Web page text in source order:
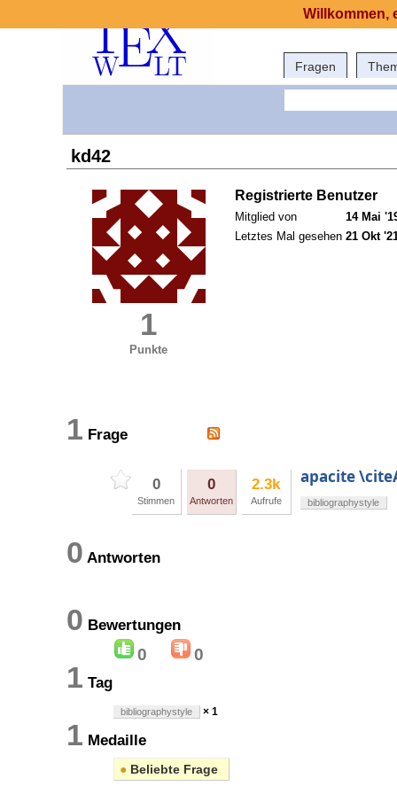
Fragen
kd42
1
Punkte
Registrierte Benutzer
Mitglied von
14 Mai
Letztes Mal gesehen 21 Okt
1 Frage
0
Stimmen
0
Antworten
2.3k
Aufrufe
apacite
bibliographystyle
0 Antworten
0 Bewertungen
0 0
1 Tag
bibliographystyle × 1
1 Medaille
● Beliebte Frage
Willkommen,